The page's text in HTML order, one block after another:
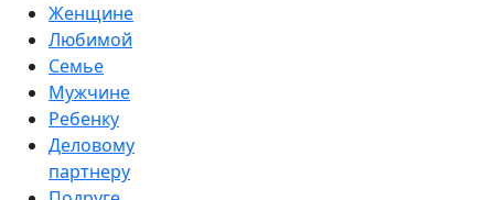
Женщине
Любимой
Семье
Мужчине
Ребенку
Деловому
партнеру